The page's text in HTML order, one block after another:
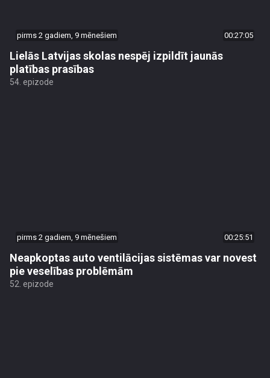
pirms 2 gadiem, 9 mēnešiem 00:27:05
Lielās Latvijas skolas nespēj izpildīt jaunās
platības prasības
54. epizode
pirms 2 gadiem, 9 mēnešiem 00:25:51
Neapkoptas auto ventilācijas sistēmas var novest
pie veselības problēmām
52. epizode